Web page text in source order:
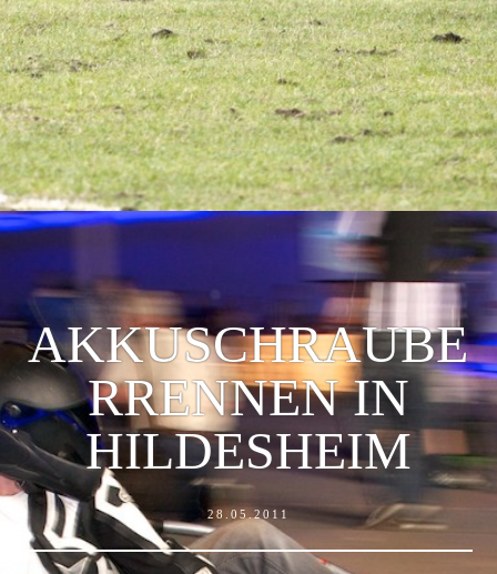
AKKUSCHRAUBE
RRENNEN IN
HILDESHEIM
28.05.2011